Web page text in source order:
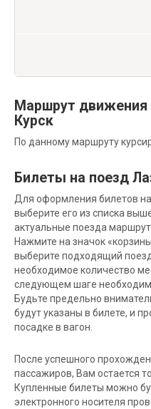
Маршрут движения
Курск
По данному маршруту
Билеты на поезд
Для оформления билетов
выберите его из списка
актуальные поезда
Нажмите на значок
выберите подходящий
необходимое количество
следующем шаге
Будьте предельно
будут указаны в билете, и
посадке в вагон.
После успешного
пассажиров, Вам остается
Купленные билеты можно
электронного носителя